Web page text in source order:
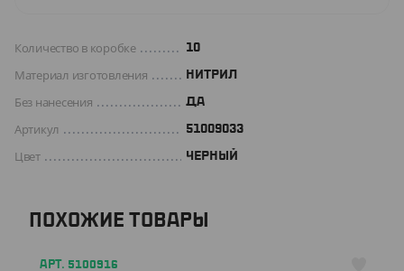
Количество в коробке 10
Материал изготовления НИТРИЛ
Без нанесения ДА
Артикул 51009033
Цвет ЧЕРНЫЙ
ПОХОЖИЕ ТОВАРЫ
АРТ. 5100916